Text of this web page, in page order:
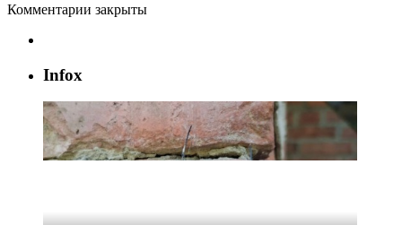
Комментарии закрыты
Infox